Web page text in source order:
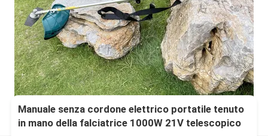
Manuale senza cordone elettrico portatile tenuto
in mano della falciatrice 1000W 21V telescopico